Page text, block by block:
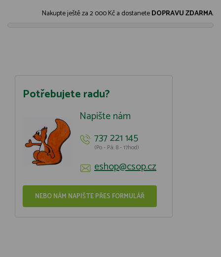
Nakupte ještě za2 000 Kča dostaneteDOPRAVU ZDARMA.
Potřebujete radu?
Napište nám
737 221 145
(Po - Pá: 8 - 17hod)
eshop@csop.cz
NEBO NÁM NAPIŠTE PŘES FORMULÁŘ